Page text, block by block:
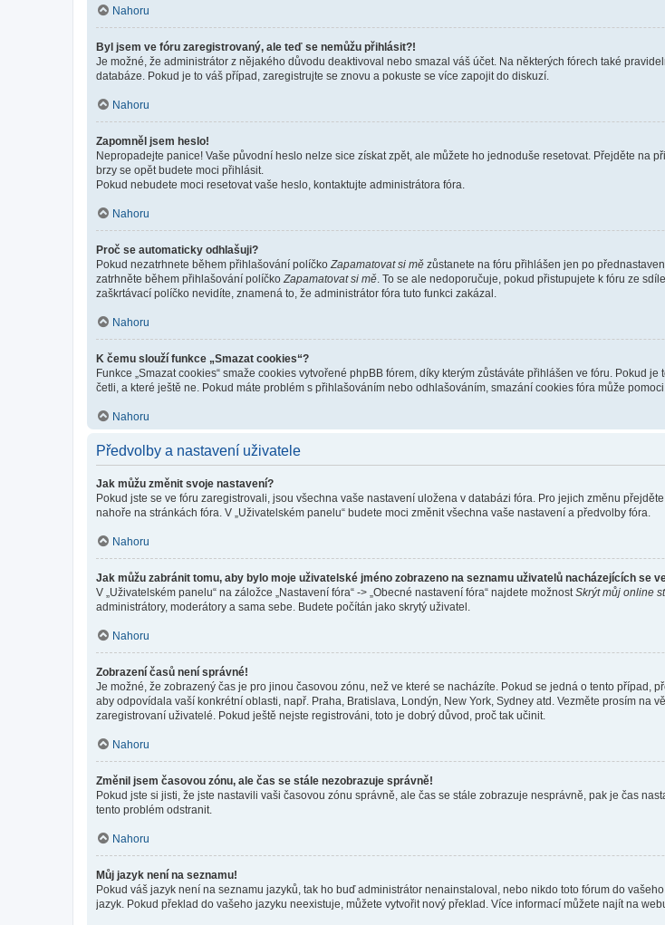
Nahoru
Byl jsem ve fóru zaregistrovaný, ale teď se nemůžu přihlásit?!
Je možné, že administrátor z nějakého důvodu deaktivoval nebo smazal váš účet. Na některých fórech také
databáze. Pokud je to váš případ, zaregistrujte se znovu a pokuste se více zapojit do diskuzí.
Nahoru
Zapomněl jsem heslo!
Nepropadejte panice! Vaše původní heslo nelze sice získat zpět, ale můžete ho jednoduše resetovat. Přejděte na
brzy se opět budete moci přihlásit.
Pokud nebudete moci resetovat vaše heslo, kontaktujte administrátora fóra.
Nahoru
Proč se automaticky odhlašuji?
Pokud nezatrhnete během přihlašování políčko Zapamatovat si mě zůstanete na fóru přihlášen jen po
zatrhněte během přihlašování políčko Zapamatovat si mě . To se ale nedoporučuje, pokud přistupujete k fóru ze
zaškrtávací políčko nevidíte, znamená to, že administrátor fóra tuto funkci zakázal.
Nahoru
K čemu slouží funkce „Smazat cookies“?
Funkce „Smazat cookies“ smaže cookies vytvořené phpBB fórem, díky kterým zůstáváte přihlášen ve fóru. Pokud
četli, a které ještě ne. Pokud máte problém s přihlašováním nebo odhlašováním, smazání cookies fóra může pomoci.
Nahoru
Předvolby a nastavení uživatele
Jak můžu změnit svoje nastavení?
Pokud jste se ve fóru zaregistrovali, jsou všechna vaše nastavení uložena v databázi fóra. Pro jejich změnu
nahoře na stránkách fóra. V „Uživatelském panelu“ budete moci změnit všechna vaše nastavení a předvolby fóra.
Nahoru
Jak můžu zabránit tomu, aby bylo moje uživatelské jméno zobrazeno na seznamu uživatelů nacházejících se
V „Uživatelském panelu“ na záložce „Nastavení fóra“ -> „Obecné nastavení fóra“ najdete možnost Skrýt můj online
administrátory, moderátory a sama sebe. Budete počítán jako skrytý uživatel.
Nahoru
Zobrazení časů není správné!
Je možné, že zobrazený čas je pro jinou časovou zónu, než ve které se nacházíte. Pokud se jedná o tento případ,
aby odpovídala vaší konkrétní oblasti, např. Praha, Bratislava, Londýn, New York, Sydney atd. Vezměte prosím na
zaregistrovaní uživatelé. Pokud ještě nejste registrováni, toto je dobrý důvod, proč tak učinit.
Nahoru
Změnil jsem časovou zónu, ale čas se stále nezobrazuje správně!
Pokud jste si jisti, že jste nastavili vaši časovou zónu správně, ale čas se stále zobrazuje nesprávně, pak je čas
tento problém odstranit.
Nahoru
Můj jazyk není na seznamu!
Pokud váš jazyk není na seznamu jazyků, tak ho buď administrátor nenainstaloval, nebo nikdo toto fórum do
jazyk. Pokud překlad do vašeho jazyku neexistuje, můžete vytvořit nový překlad. Více informací můžete najít na